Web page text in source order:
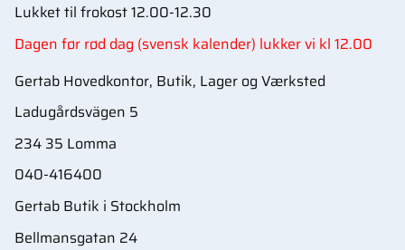
Lukket til frokost 12.00-12.30
Dagen før rød dag (svensk kalender) lukker vi kl 12.00
Gertab Hovedkontor, Butik, Lager og Værksted
Ladugårdsvägen 5
234 35 Lomma
040-416400
Gertab Butik i Stockholm
Bellmansgatan 24